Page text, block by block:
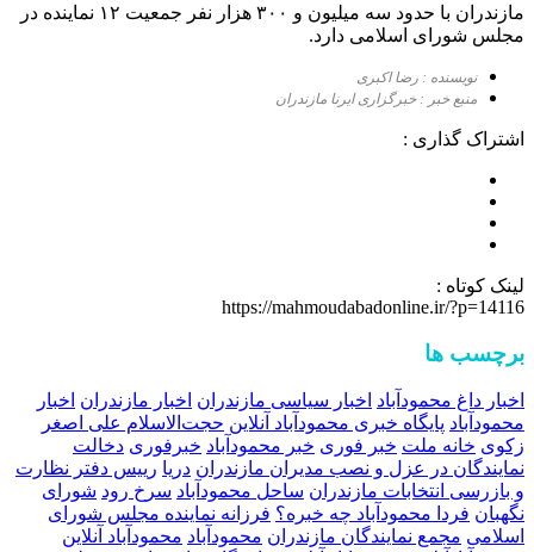
مازندران با حدود سه میلیون و ۳۰۰ هزار نفر جمعیت ۱۲ نماینده در
مجلس شورای اسلامی دارد.
نویسنده : رضا اکبری
منبع خبر : خبرگزاری ایرنا مازندران
اشتراک گذاری :
لینک کوتاه :
https://mahmoudabadonline.ir/?p=14116
برچسب ها
اخبار داغ محمودآباد اخبار سیاسی مازندران اخبار مازندران اخبار
محمودآباد پایگاه خبری محمودآباد آنلاین حجت‌الاسلام علی ‌اصغر
زکوی خانه ملت خبر فوری خبر محمودآباد خبرفوری دخالت
نمایندگان در عزل و نصب مدیران مازندران دریا رییس دفتر نظارت
و بازرسی انتخابات مازندران ساحل محمودآباد سرخ رود شورای‌
نگهبان فردا محمودآباد چه خبره؟ فرزانه نماینده مجلس شورای
اسلامی مجمع نمایندگان مازندران محمودآباد محمودآباد آنلاین